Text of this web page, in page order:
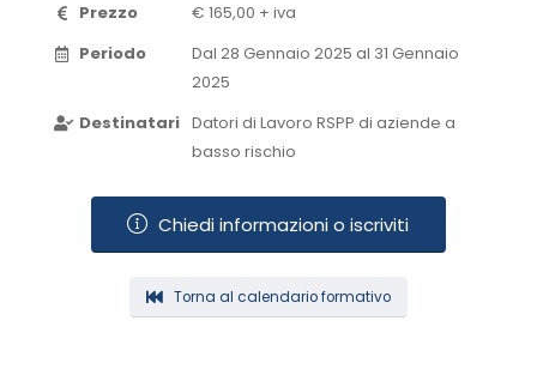
Prezzo
€ 165,00 + iva
Periodo
Dal 28 Gennaio 2025 al 31 Gennaio
2025​
Destinatari Datori di Lavoro RSPP di aziende a
basso rischio
Chiedi informazioni o iscriviti
Torna al calendario formativo